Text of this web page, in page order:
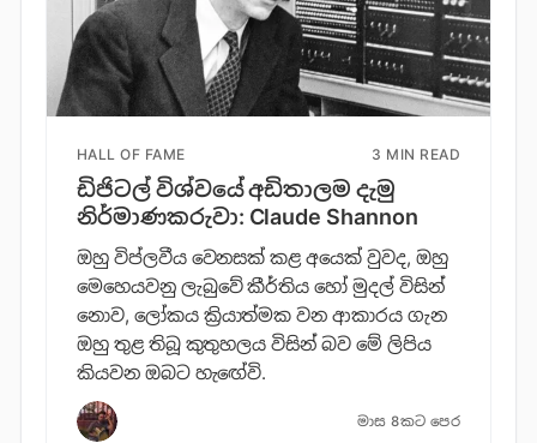
HALL OF FAME 3 MIN READ
ඩිජිටල් විශ්වයේ අඩිතාලම දැමු
නිර්මාණකරුවා: Claude Shannon
ඔහු විප්ලවීය වෙනසක් කළ අයෙක් වුවද, ඔහු
මෙහෙයවනු ලැබුවේ කීර්තිය හෝ මුදල් විසින්
නොව, ලෝකය ක්‍රියාත්මක වන ආකාරය ගැන
ඔහු තුළ තිබූ කුතුහලය විසින් බව මේ ලිපිය
කියවන ඔබට හැඟේවි.
මාස 8කට පෙර